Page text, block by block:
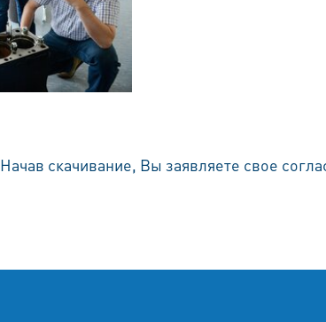
. Начав скачивание, Вы заявляете свое